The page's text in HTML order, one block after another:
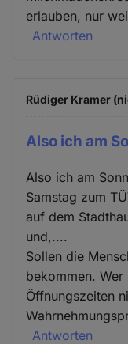
erlauben, nur
Antworten
Rüdiger Kramer
Also ich am
Also ich am
Samstag zum
auf dem
und,....
Sollen die
bekommen.
Öffnungszeiten
Antworten